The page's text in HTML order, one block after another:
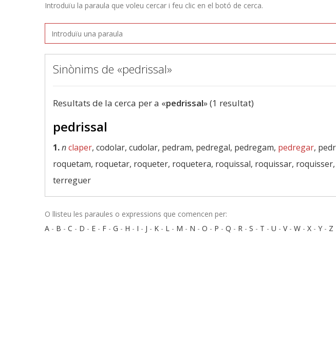
Introduïu la paraula que voleu cercar i feu clic en el botó de cerca.
Sinònims de «pedrissal»
Resultats de la cerca per a «pedrissal» (1 resultat)
pedrissal
1.nclaper, codolar, cudolar, pedram, pedregal, pedregam, pedregar,
roquetam, roquetar, roqueter, roquetera, roquissal, roquissar,
terreguer
O llisteu les paraules o expressions que comencen per:
A - B - C - D - E - F - G - H - I - J - K - L - M - N - O - P - Q - R - S - T - U - V- W - X - Y - Z